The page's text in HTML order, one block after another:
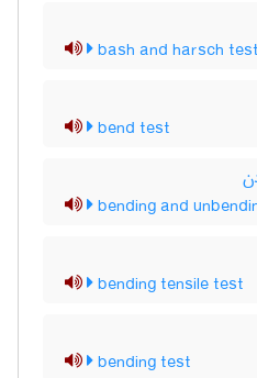
bash and harsch test
bend test
bending and
bending tensile test
bending test